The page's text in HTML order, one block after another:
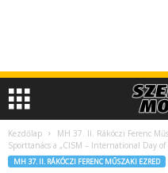
Kezdőlap MH 37. II. Rákóczi Ferenc
Sporttanács a „CISM – International Day
MH 37. II. RÁKÓCZI FERENC MŰSZAKI EZRED